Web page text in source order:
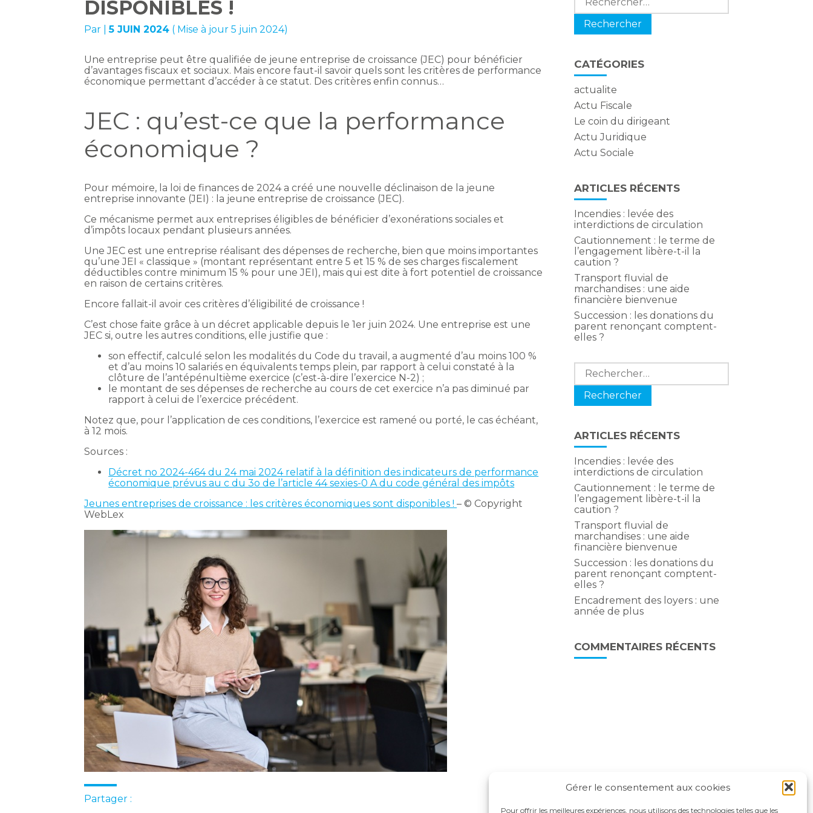
Gérer le consentement aux cookies
Pour offrir les meilleures expériences, nous utilisons des technologies telles que les
DISPONIBLES !
Par |5 JUIN 2024 ( Mise à jour 5 juin 2024)
Une entreprise peut être qualifiée de jeune entreprise de croissance (JEC) pour bénéficier
d’avantages fiscaux et sociaux. Mais encore faut-il savoir quels sont les critères de performance
économique permettant d’accéder à ce statut. Des critères enfin connus…
JEC : qu’est-ce que la performance
économique ?
Pour mémoire, la loi de finances de 2024 a créé une nouvelle déclinaison de la jeune
entreprise innovante (JEI) : la jeune entreprise de croissance (JEC).
Ce mécanisme permet aux entreprises éligibles de bénéficier d’exonérations sociales et
d’impôts locaux pendant plusieurs années.
Une JEC est une entreprise réalisant des dépenses de recherche, bien que moins importantes
qu’une JEI « classique » (montant représentant entre 5 et 15 % de ses charges fiscalement
déductibles contre minimum 15 % pour une JEI), mais qui est dite à fort potentiel de croissance
en raison de certains critères.
Encore fallait-il avoir ces critères d’éligibilité de croissance !
C’est chose faite grâce à un décret applicable depuis le 1er juin 2024. Une entreprise est une
JEC si, outre les autres conditions, elle justifie que :
son effectif, calculé selon les modalités du Code du travail, a augmenté d’au moins 100 %
et d’au moins 10 salariés en équivalents temps plein, par rapport à celui constaté à la
clôture de l’antépénultième exercice (c’est-à-dire l’exercice N-2) ;
le montant de ses dépenses de recherche au cours de cet exercice n’a pas diminué par
rapport à celui de l’exercice précédent.
Notez que, pour l’application de ces conditions, l’exercice est ramené ou porté, le cas échéant,
à 12 mois.
Sources :
Décret no 2024-464 du 24 mai 2024 relatif à la définition des indicateurs de performance
économique prévus au c du 3o de l’article 44 sexies-0 A du code général des impôts
Jeunes entreprises de croissance : les critères économiques sont disponibles !– © Copyright
WebLex
Partager :
CATÉGORIES
actualite
Actu Fiscale
Le coin du dirigeant
Actu Juridique
Actu Sociale
ARTICLES RÉCENTS
Incendies : levée des
interdictions de circulation
Cautionnement : le terme de
l’engagement libère-t-il la
caution ?
Transport fluvial de
marchandises : une aide
financière bienvenue
Succession : les donations du
parent renonçant comptent-
elles ?
Rechercher :
ARTICLES RÉCENTS
Incendies : levée des
interdictions de circulation
Cautionnement : le terme de
l’engagement libère-t-il la
caution ?
Transport fluvial de
marchandises : une aide
financière bienvenue
Succession : les donations du
parent renonçant comptent-
elles ?
Encadrement des loyers : une
année de plus
COMMENTAIRES RÉCENTS